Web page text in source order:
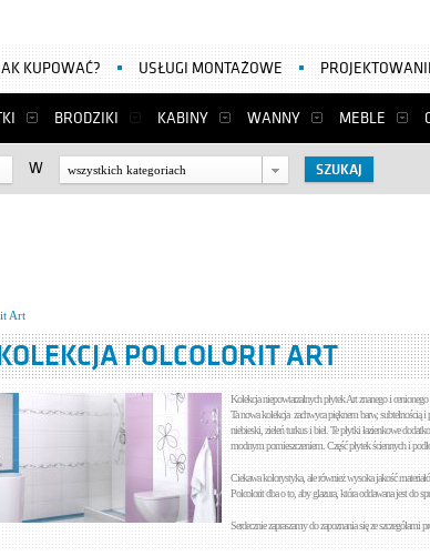
BRODZIKI KABINY WANNY MEBLE
JAK KUPOWAĆ? USŁUGI MONTAŻOWE
W wszystkich kategoriach
Art
POLCOLORIT ART
Kolekcja niepowtarzalnych płytek Art znanego i
Ta nowa kolekcja zachwyca pięknem barw, subtelnością
niebieski, zieleń turkus i biel. Te płytki łazienkowe
modnym pomieszczeniem. Część płytek ściennych i
Ciekawa kolorystyka, ale również wysoka jakość
Polcolorit dba o to, aby glazura, która oddawana jest do
Serdecznie zapraszamy do zapoznania się ze